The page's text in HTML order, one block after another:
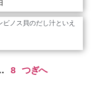
ノス貝のだし汁といえ
8 つぎへ